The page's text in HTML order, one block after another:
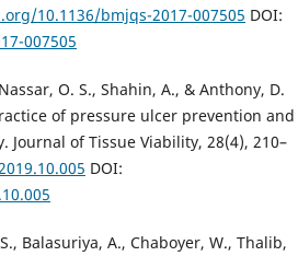
10.1136/bmjqs-2017-007505 DOI:
007505
O. S., Shahin, A., & Anthony, D.
of pressure ulcer prevention and
of Tissue Viability, 28(4), 210–
DOI:
Balasuriya, A., Chaboyer, W., Thalib,